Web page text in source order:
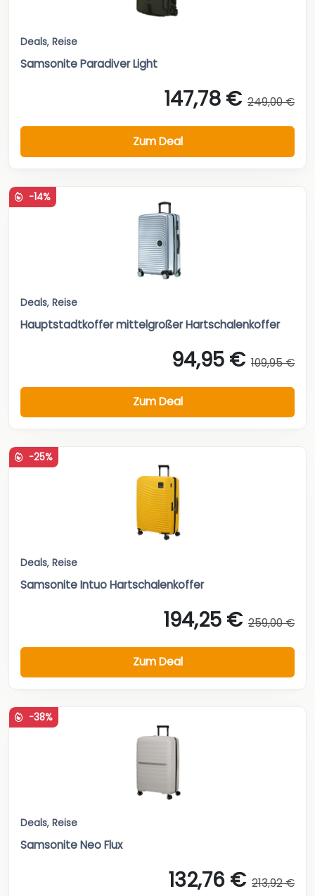
Deals, Reise
Samsonite Paradiver Light
147,78 € 249,00 €
Zum Deal
-14%
Deals, Reise
Hauptstadtkoffer mittelgroßer Hartschalenkoffer
94,95 € 109,95 €
Zum Deal
-25%
Deals, Reise
Samsonite Intuo Hartschalenkoffer
194,25 € 259,00 €
Zum Deal
-38%
Deals, Reise
Samsonite Neo Flux
132,76 € 213,92 €